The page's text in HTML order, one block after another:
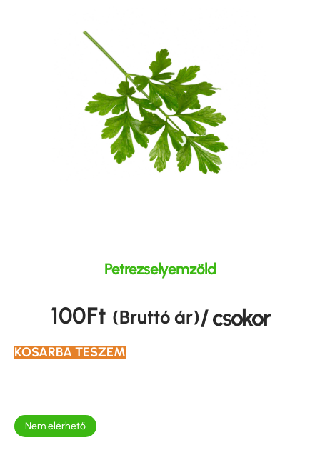
Petrezselyemzöld
100Ft (Bruttó ár)/ csokor
KOSÁRBA TESZEM
Nem elérhető